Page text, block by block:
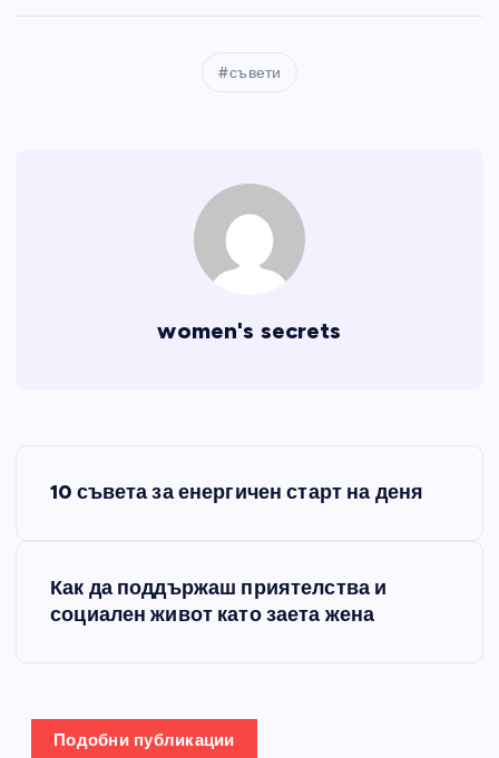
съвети
women's secrets
10 съвета за енергичен старт на деня
Как да поддържаш приятелства и
социален живот като заета жена
Подобни публикации